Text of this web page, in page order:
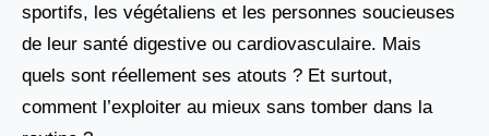
sportifs, les végétaliens et les personnes soucieuses
de leur santé digestive ou cardiovasculaire. Mais
quels sont réellement ses atouts ? Et surtout,
comment l’exploiter au mieux sans tomber dans la